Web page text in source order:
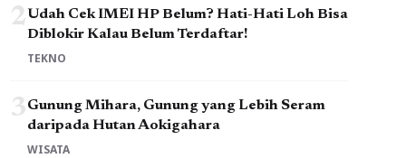
2Udah Cek IMEI HP Belum? Hati-Hati Loh Bisa
Diblokir Kalau Belum Terdaftar!
TEKNO
3Gunung Mihara, Gunung yang Lebih Seram
daripada Hutan Aokigahara
WISATA